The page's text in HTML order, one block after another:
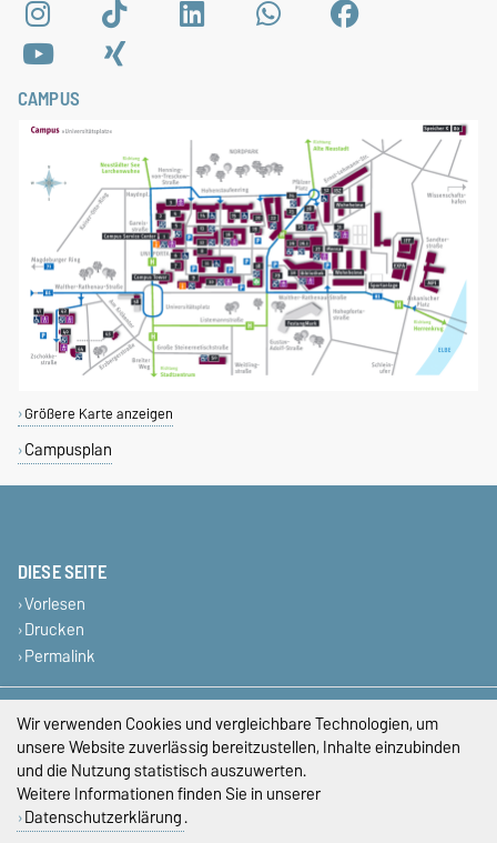
CAMPUS
Größere Karte anzeigen
Campusplan
DIESE SEITE
Vorlesen
Drucken
Permalink
Impressum
Datenschutz
Barrierefreiheit
Wir verwenden Cookies und vergleichbare Technologien, um
unsere Website zuverlässig bereitzustellen, Inhalte einzubinden
und die Nutzung statistisch auszuwerten.
Weitere Informationen finden Sie in unserer
Datenschutzerklärung.